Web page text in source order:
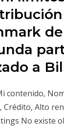
a
contenido,
Crédito, Alto
No existe